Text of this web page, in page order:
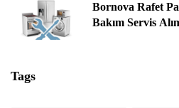
Bornova Rafet
Bakım Servis
Tags